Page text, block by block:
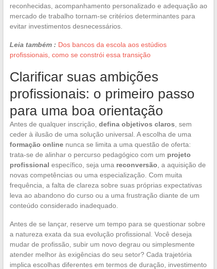
reconhecidas, acompanhamento personalizado e adequação ao
mercado de trabalho tornam-se critérios determinantes para
evitar investimentos desnecessários.
Leia também : Dos bancos da escola aos estúdios
profissionais, como se constrói essa transição
Clarificar suas ambições
profissionais: o primeiro passo
para uma boa orientação
Antes de qualquer inscrição, defina objetivos claros , sem
ceder à ilusão de uma solução universal. A escolha de uma
formação onlinenunca se limita a uma questão de oferta:
trata-se de alinhar o percurso pedagógico com um projeto
profissional específico, seja uma reconversão , a aquisição de
novas competências ou uma especialização. Com muita
frequência, a falta de clareza sobre suas próprias expectativas
leva ao abandono do curso ou a uma frustração diante de um
conteúdo considerado inadequado.
Antes de se lançar, reserve um tempo para se questionar sobre
a natureza exata da sua evolução profissional. Você deseja
mudar de profissão, subir um novo degrau ou simplesmente
atender melhor às exigências do seu setor? Cada trajetória
implica escolhas diferentes em termos de duração, investimento